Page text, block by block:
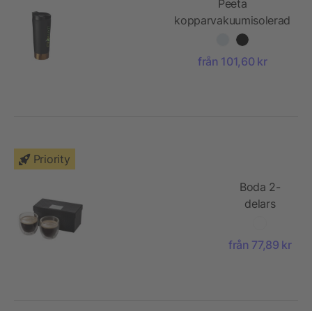
Peeta
kopparvakuumisolerad
mugg
från 101,60 kr
Priority
Boda 2-
delars
från 77,89 kr